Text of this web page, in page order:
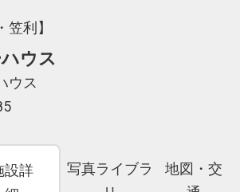
利】
ウス
ウス
設詳
写真ライブラ
地図・交